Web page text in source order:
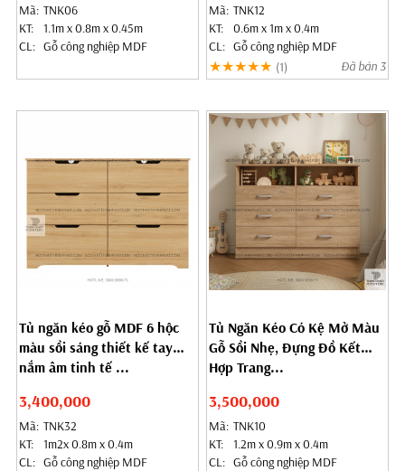
Mã: TNK06
KT:
1.1m x 0.8m x 0.45m
CL: Gỗ công nghiệp MDF
Mã: TNK12
KT:
0.6m x 1m x 0.4m
CL: Gỗ công nghiệp MDF
★★★★★ (1) Đã bán 3
Tủ ngăn kéo gỗ MDF 6 hộc
màu sồi sáng thiết kế tay
nắm âm tinh tế ...
3,400,000
Mã: TNK32
KT:
1m2x 0.8m x 0.4m
CL: Gỗ công nghiệp MDF
Tủ Ngăn Kéo Có Kệ Mở Màu
Gỗ Sồi Nhẹ, Đựng Đồ Kết
Hợp Trang...
3,500,000
Mã: TNK10
KT:
1.2m x 0.9m x 0.4m
CL: Gỗ công nghiệp MDF